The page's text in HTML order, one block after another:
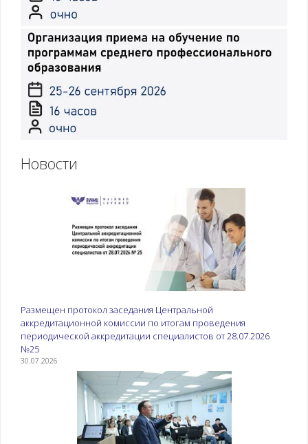
Новости
Размещен протокол заседания Центральной
аккредитационной комиссии по итогам проведения
периодической аккредитации специалистов от 28.07.2026
№25
30.07.2026